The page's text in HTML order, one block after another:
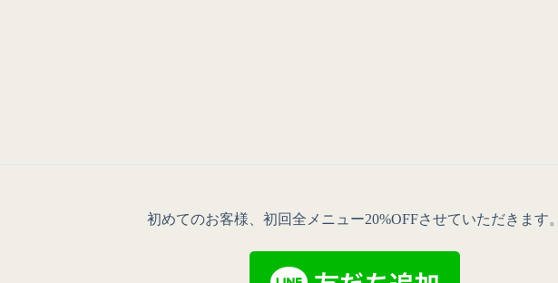
初めてのお客様、初回全メニュー20%OFFさせていただきます